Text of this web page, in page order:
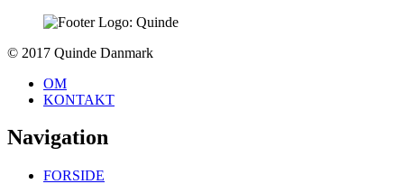
To
© 2017 Quinde Danmark
OM
KONTAKT
Navigation
FORSIDE